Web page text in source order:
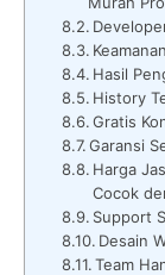
Hasil
History
Gratis
Garansi
Harga
Cocok
Support
Desain
Team